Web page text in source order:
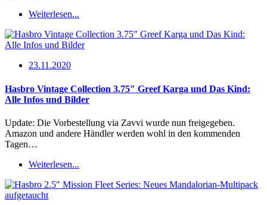
Weiterlesen...
23.11.2020
Hasbro Vintage Collection 3.75″ Greef Karga und Das Kind:
Alle Infos und Bilder
Update: Die Vorbestellung via Zavvi wurde nun freigegeben.
Amazon und andere Händler werden wohl in den kommenden
Tagen…
Weiterlesen...